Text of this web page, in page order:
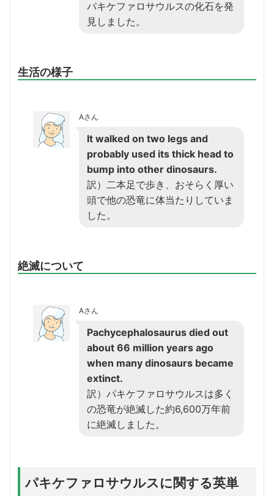
パキケファロサウルスの化石を発
見しました。
生活の様子
Aさん
It walked on two legs and
probably used its thick head to
bump into other dinosaurs.
訳）二本足で歩き、おそらく厚い
頭で他の恐竜に体当たりしていま
した。
絶滅について
Aさん
Pachycephalosaurus died out
about 66 million years ago
when many dinosaurs became
extinct.
訳）パキケファロサウルスは多く
の恐竜が絶滅した約6,600万年前
に絶滅しました。
パキケファロサウルスに関する英単